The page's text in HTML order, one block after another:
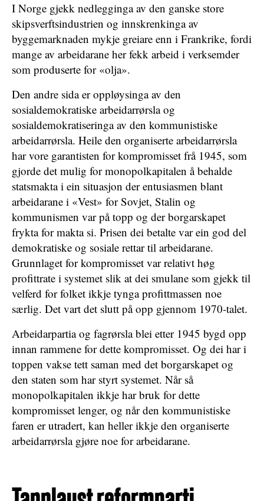
I Norge gjekk nedlegginga av den ganske store
skipsverftsindustrien og innskrenkinga av
byggemarknaden mykje greiare enn i Frankrike, fordi
mange av arbeidarane her fekk arbeid i verksemder
som produserte for «olja».
Den andre sida er oppløysinga av den
sosialdemokratiske arbeidarrørsla og
sosialdemokratiseringa av den kommunistiske
arbeidarrørsla. Heile den organiserte arbeidarrørsla
har vore garantisten for kompromisset frå 1945, som
gjorde det mulig for monopolkapitalen å behalde
statsmakta i ein situasjon der entusiasmen blant
arbeidarane i «Vest» for Sovjet, Stalin og
kommunismen var på topp og der borgarskapet
frykta for makta si. Prisen dei betalte var ein god del
demokratiske og sosiale rettar til arbeidarane.
Grunnlaget for kompromisset var relativt høg
profittrate i systemet slik at dei smulane som gjekk til
velferd for folket ikkje tynga profittmassen noe
særlig. Det vart det slutt på opp gjennom 1970-talet.
Arbeidarpartia og fagrørsla blei etter 1945 bygd opp
innan rammene for dette kompromisset. Og dei har i
toppen vakse tett saman med det borgarskapet og
den staten som har styrt systemet. Når så
monopolkapitalen ikkje har bruk for dette
kompromisset lenger, og når den kommunistiske
faren er utradert, kan heller ikkje den organiserte
arbeidarrørsla gjøre noe for arbeidarane.